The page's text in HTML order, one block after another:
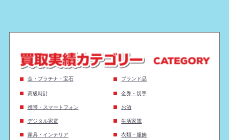
金・プラチナ・宝石 ブランド品
高級時計 金券・切手
携帯・スマートフォン お酒
デジタル家電 生活家電
家具・インテリア 衣類・服飾